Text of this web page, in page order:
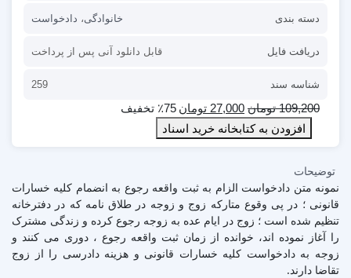
دسته بندی خانوادگی، دادخواست
دریافت فایل قابل دانلود آنی پس از پرداخت
شناسه سند 259
109,200 تومان 27,000 تومان ٪75 تخفیف
افزودن به کتابخانه خرید اسناد
توضیحات
نمونه متن دادخواست الزام به ثبت واقعه رجوع به انضمام کلیه خسارات
قانونی ؛ در پی وقوع متارکه زوج و زوجه در طلاق نامه که در دفترخانه
تنظیم شده است ؛ زوج در ایام عده به زوجه رجوع کرده و زندگی مشترک
را آغاز نموده اند، خوانده از زمان ثبت واقعه رجوع ، دوری می کنند و
زوجه به دادخواست کلیه خسارات قانونی و هزینه دادرسی را از زوج
تقاضا دارند.